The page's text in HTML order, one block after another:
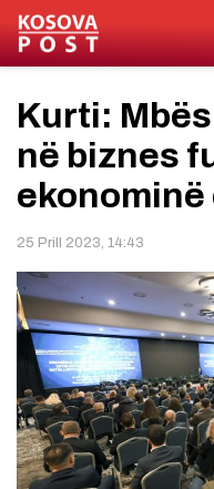
Kurti:
në biznes
ekonominë
25 Prill 2023, 14:43